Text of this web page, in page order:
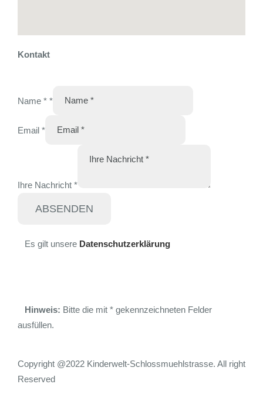
Kontakt
Name * *
Email *
Ihre Nachricht *
ABSENDEN
Es gilt unsere Datenschutzerklärung
Hinweis: Bitte die mit * gekennzeichneten Felder
ausfüllen.
Copyright @2022 Kinderwelt-Schlossmuehlstrasse. All right
Reserved